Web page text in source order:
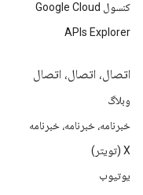
کنسول Google Cloud
APIs Explorer
اتصال، اتصال، اتصال
وبلاگ
خبرنامه، خبرنامه، خبرنامه
X (تویتر)
یوتیوب